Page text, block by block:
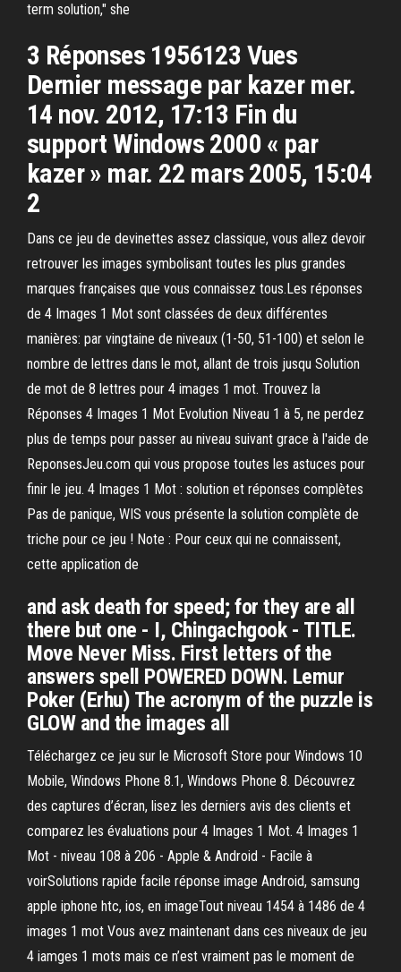
term solution," she
3 Réponses 1956123 Vues
Dernier message par kazer mer.
14 nov. 2012, 17:13 Fin du
support Windows 2000 « par
kazer » mar. 22 mars 2005, 15:04
2
Dans ce jeu de devinettes assez classique, vous allez devoir
retrouver les images symbolisant toutes les plus grandes
marques françaises que vous connaissez tous.Les réponses
de 4 Images 1 Mot sont classées de deux différentes
manières: par vingtaine de niveaux (1-50, 51-100) et selon le
nombre de lettres dans le mot, allant de trois jusqu Solution
de mot de 8 lettres pour 4 images 1 mot. Trouvez la
Réponses 4 Images 1 Mot Evolution Niveau 1 à 5, ne perdez
plus de temps pour passer au niveau suivant grace à l'aide de
ReponsesJeu.com qui vous propose toutes les astuces pour
finir le jeu. 4 Images 1 Mot : solution et réponses complètes
Pas de panique, WIS vous présente la solution complète de
triche pour ce jeu ! Note : Pour ceux qui ne connaissent,
cette application de
and ask death for speed; for they are all
there but one - I, Chingachgook - TITLE.
Move Never Miss. First letters of the
answers spell POWERED DOWN. Lemur
Poker (Erhu) The acronym of the puzzle is
GLOW and the images all
Téléchargez ce jeu sur le Microsoft Store pour Windows 10
Mobile, Windows Phone 8.1, Windows Phone 8. Découvrez
des captures d’écran, lisez les derniers avis des clients et
comparez les évaluations pour 4 Images 1 Mot. 4 Images 1
Mot - niveau 108 à 206 - Apple & Android - Facile à
voirSolutions rapide facile réponse image Android, samsung
apple iphone htc, ios, en imageTout niveau 1454 à 1486 de 4
images 1 mot Vous avez maintenant dans ces niveaux de jeu
4 iamges 1 mots mais ce n’est vraiment pas le moment de